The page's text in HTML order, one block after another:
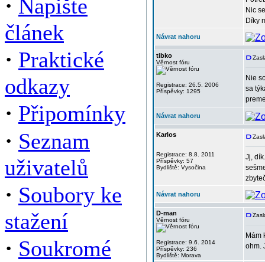
· Napište
článek
· Praktické
odkazy
· Připomínky
· Seznam
uživatelů
· Soubory ke
stažení
· Soukromé
Nic
Díky
Návrat nahoru
tibko
Věrnost fóru
Registrace: 26.5. 2006
Příspěvky: 1295
Nie
sa
Návrat nahoru
Karlos
Registrace: 8.8. 2011
Příspěvky: 57
Bydliště: Vysočina
Jj,
Návrat nahoru
D-man
Věrnost fóru
Registrace: 9.6. 2014
Příspěvky: 236
Bydliště: Morava
Mám
ohm.